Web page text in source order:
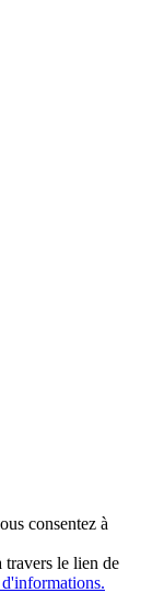
consentez à
travers le lien de